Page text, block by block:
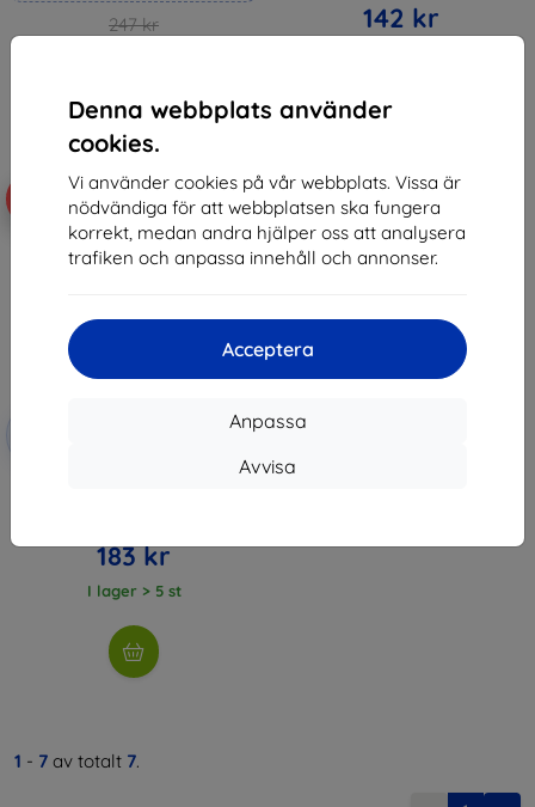
Denna webbplats använder
cookies.
Vi använder cookies på vår webbplats. Vissa är
nödvändiga för att webbplatsen ska fungera
korrekt, medan andra hjälper oss att analysera
trafiken och anpassa innehåll och annonser.
Acceptera
Anpassa
Avvisa
247 kr 142 kr
EXTRA10
183 kr
I lager > 5 st
1 - 7 av totalt 7.